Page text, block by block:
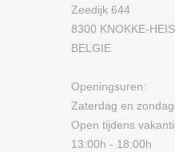
Zeedijk 644
8300 KNOKKE-
BELGIE
Openingsuren:
Zaterdag en
Open tijdens
13:00h - 18:00h